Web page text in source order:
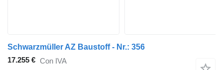
Schwarzmüller AZ Baustoff - Nr.: 356
17.255 € Con IVA